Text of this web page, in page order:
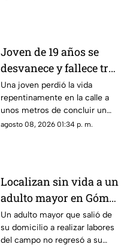
Joven de 19 años se
desvanece y fallece tras
ponerse uñas en
Coahuila
Una joven perdió la vida
repentinamente en la calle a
unos metros de concluir un
servicio de uñas. Autoridades
agosto 08, 2026 01:34 p. m.
Localizan sin vida a un
adulto mayor en Gómez
Palacio; habría sufrido
un infarto
Un adulto mayor que salió de
su domicilio a realizar labores
del campo no regresó a su